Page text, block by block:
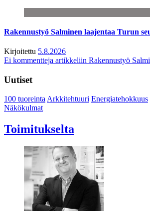
Rakennustyö Salminen laajentaa Turun
Kirjoitettu 5.8.2026
Ei kommentteja artikkeliin Rakennustyö
Uutiset
100 tuoreintaArkkitehtuuri Energiatehokkuus
Näkökulmat
Toimitukselta